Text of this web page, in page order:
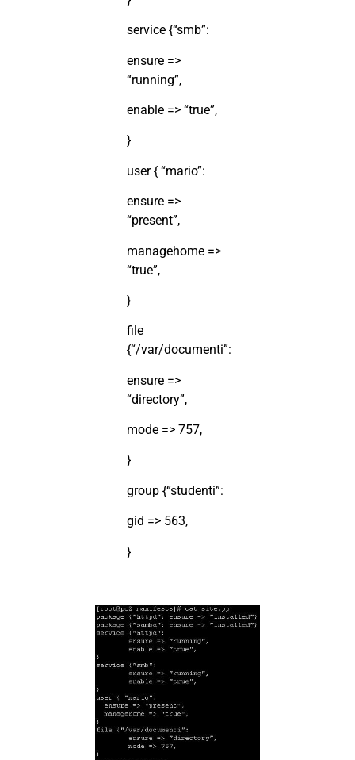
service {“smb”:
ensure =>
“running”,
enable => “true”,
}
user { “mario”:
ensure =>
“present”,
managehome =>
“true”,
}
file
{“/var/documenti”:
ensure =>
“directory”,
mode => 757,
}
group {“studenti”:
gid => 563,
}